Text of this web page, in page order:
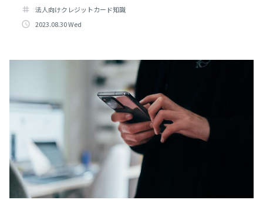
tag
法人向けクレジットカード知識
access_time 2023.08.30 Wed